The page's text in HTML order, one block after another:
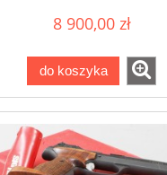
8 900,00 zł
do koszyka